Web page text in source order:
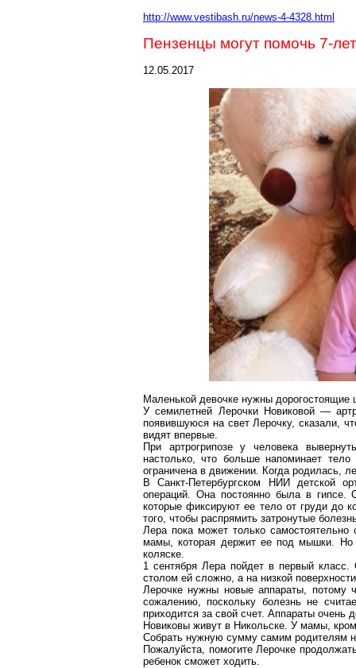
http://www.vestibash.ru/news-4-4328.html
Пензенцы могут помочь 7-
12.05.2017
Маленькой девочке нужны дорогостоящие
У семилетней ЛерочкиНовиковой —
появившуюся на светЛерочку, сказали,
видят впервые.
При артрогрипозеу человека
настолько, что больше напоминает
ограничена в движении. Когда родилась,
В Санкт-Петербургском НИИ детской
операций. Она постоянно была в гипсе.
которые фиксируют ее тело от груди до
того, чтобы распрямить затронутые
Лера пока может только
мамы, которая держит ее под мышки. Но
коляске.
1 сентября Лера пойдет в первый
столом ей сложно, а на низкой
Лерочке нужны новые аппараты, потому
сожалению, поскольку болезнь не
приходится за свой счет. Аппараты очень
Новиковы живут в Никольске. У мамы,
Собрать нужную сумму самим родителям
Пожалуйста, помогитеЛерочке
ребенок сможет ходить.